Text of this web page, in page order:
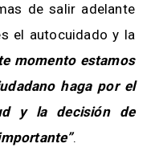
de salir adelante
el autocuidado y la
momento estamos
haga por el
y la decisión de
.